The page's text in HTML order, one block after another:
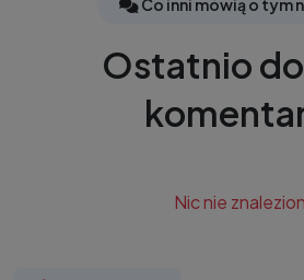
Co inni mówią o tym
Ostatnio
Nic nie